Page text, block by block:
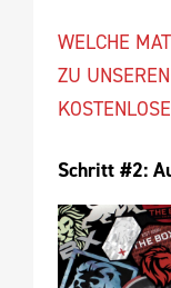
WELCHE
ZU
Schritt #2: